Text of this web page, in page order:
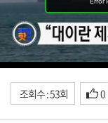
조회수 : 53회 0